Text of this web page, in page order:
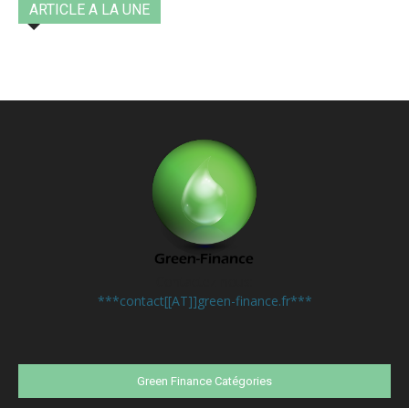
ARTICLE A LA UNE
***contact[[AT]]green-finance.fr***
Green Finance Catégories